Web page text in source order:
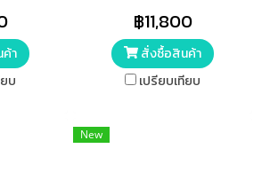
ด้านล่างมี
ว ขนาด
x 40 x 84
า
บ
จากสแตนเลส 304 ด้านล่างมีล้อ
เลื่อน ล้อขนาด 3 นิ้ว
฿11,800
สั่งซื้อสินค้า
เปรียบเทียบ
New